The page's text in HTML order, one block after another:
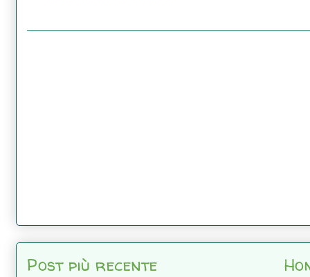
Post più recente